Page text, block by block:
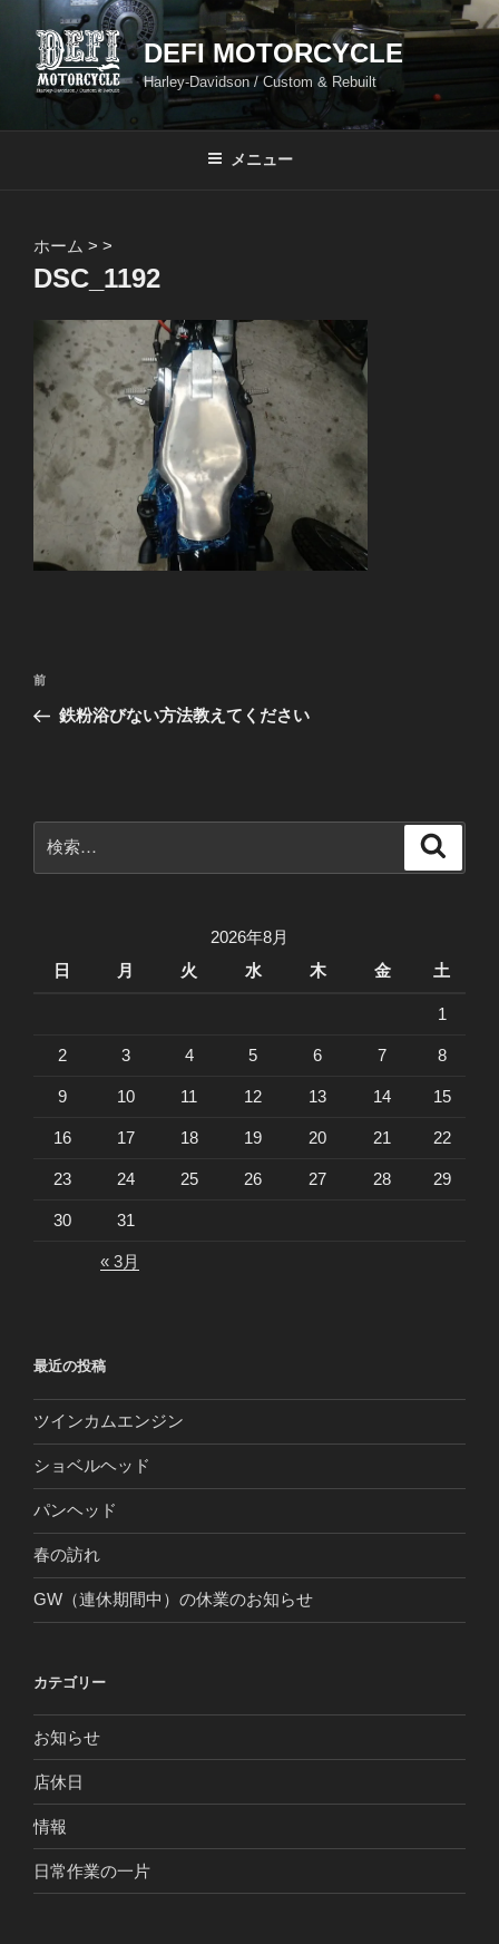
DEFI MOTORCYCLE
Harley-Davidson / Custom & Rebuilt
メニュー
ホーム > >
DSC_1192
投
ナ
ー
シ
前
の
前
鉄粉浴びない方法教えてください
索:
2026年8月
日
月 火 水 木 金 土
1
2 3 4 5 6 7 8
9 10 11 12 13 14 15
16 17 18 19 20 21 22
23 24 25 26 27 28 29
30 31
« 3月
最近の投稿
ツインカムエンジン
ショベルヘッド
パンヘッド
春の訪れ
GW（連休期間中）の休業のお知らせ
カテゴリー
お知らせ
店休日
情報
日常作業の一片